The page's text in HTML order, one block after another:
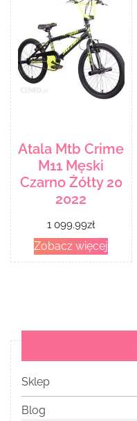
Atala Mtb Crime
M11 Męski
Czarno Żółty 20
2022
1 099.99zł
Zobacz więcej
Sklep
Blog